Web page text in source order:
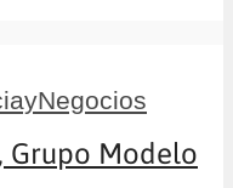
Grupo Modelo